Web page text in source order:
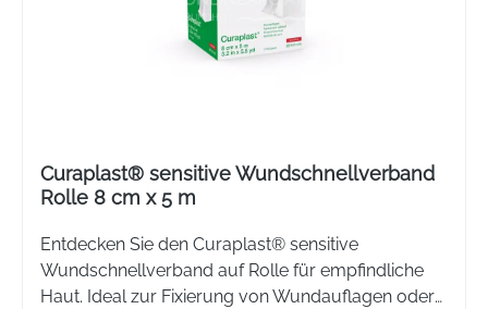
Curaplast® sensitive Wundschnellverband
Rolle 8 cm x 5 m
Entdecken Sie den Curaplast® sensitive
Wundschnellverband auf Rolle für empfindliche
Haut. Ideal zur Fixierung von Wundauflagen oder